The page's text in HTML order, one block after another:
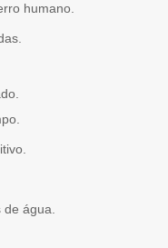
humano.
de água.